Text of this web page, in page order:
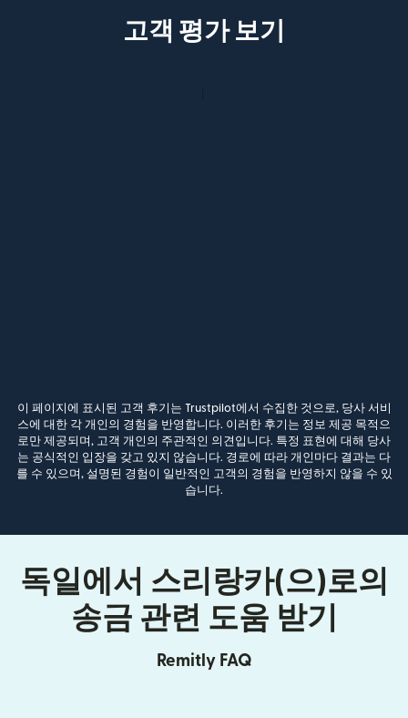
고객 평가 보기
이 페이지에 표시된 고객 후기는 Trustpilot에서 수집한 것으로, 당사 서비
스에 대한 각 개인의 경험을 반영합니다. 이러한 후기는 정보 제공 목적으
로만 제공되며, 고객 개인의 주관적인 의견입니다. 특정 표현에 대해 당사
는 공식적인 입장을 갖고 있지 않습니다. 경로에 따라 개인마다 결과는 다
를 수 있으며, 설명된 경험이 일반적인 고객의 경험을 반영하지 않을 수 있
습니다.
독일에서 스리랑카(으)로의
송금 관련 도움 받기
Remitly FAQ